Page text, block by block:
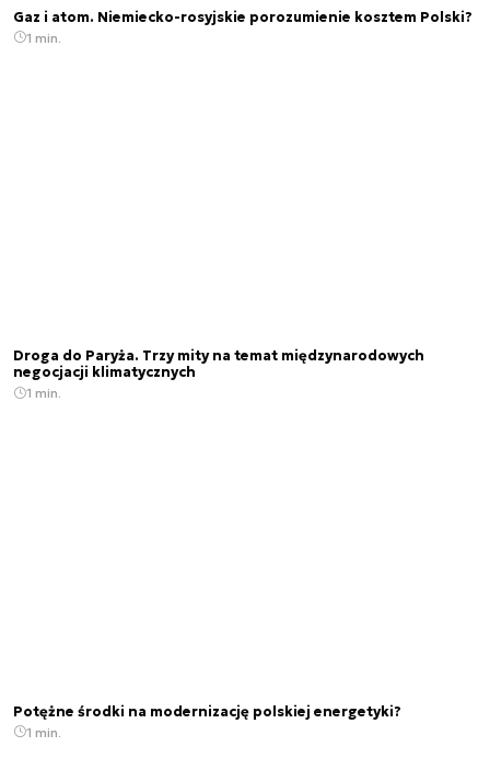
Gaz i atom. Niemiecko-rosyjskie porozumienie kosztem Polski?
1 min.
Droga do Paryża. Trzy mity na temat międzynarodowych
negocjacji klimatycznych
1 min.
Potężne środki na modernizację polskiej energetyki?
1 min.